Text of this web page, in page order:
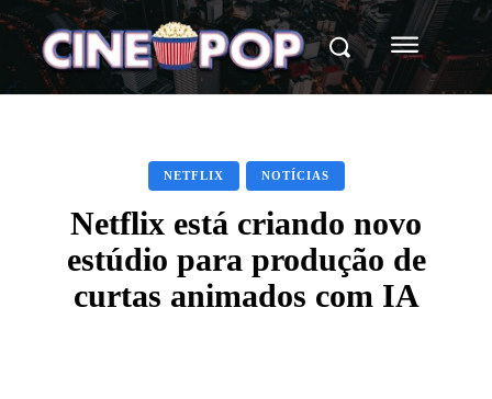
NETFLIX NOTÍCIAS
Netflix está criando novo
estúdio para produção de
curtas animados com IA